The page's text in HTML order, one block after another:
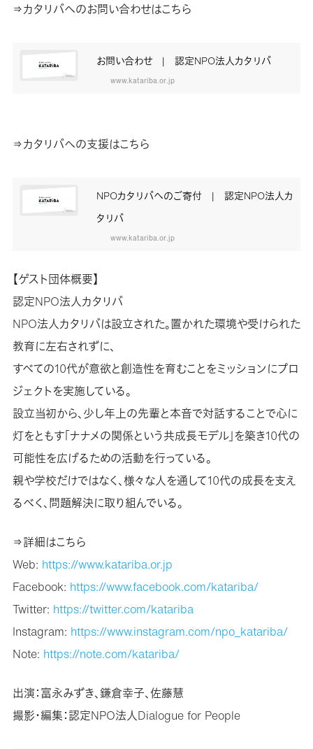
⇒カタリバへのお問い合わせはこちら
お問い合わせ | 認定NPO法人カタリバ
www.katariba.or.jp
⇒カタリバへの支援はこちら
NPOカタリバへのご寄付 | 認定NPO法人カ
タリバ
www.katariba.or.jp
【ゲスト団体概要】
認定NPO法人カタリバ
NPO法人カタリバは設立された。置かれた環境や受けられた
教育に左右されずに、
すべての10代が意欲と創造性を育むことをミッションにプロ
ジェクトを実施している。
設立当初から、少し年上の先輩と本音で対話することで心に
灯をともす「ナナメの関係という共成長モデル」を築き10代の
可能性を広げるための活動を行っている。
親や学校だけではなく、様々な人を通して10代の成長を支え
るべく、問題解決に取り組んでいる。
⇒詳細はこちら
Web: https://www.katariba.or.jp
Facebook: https://www.facebook.com/katariba/
Twitter: https://twitter.com/katariba
Instagram: https://www.instagram.com/npo_katariba/
Note: https://note.com/katariba/
出演：富永みずき、鎌倉幸子、佐藤慧
撮影・編集：認定NPO法人Dialogue for People